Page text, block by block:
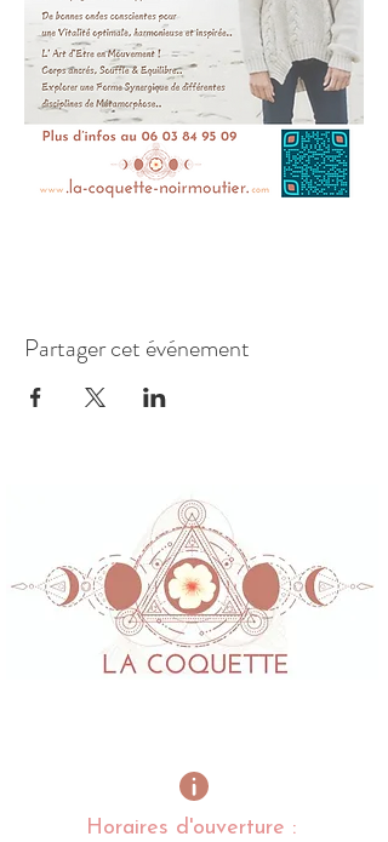
Partager cet événement
Horaires d'ouverture :